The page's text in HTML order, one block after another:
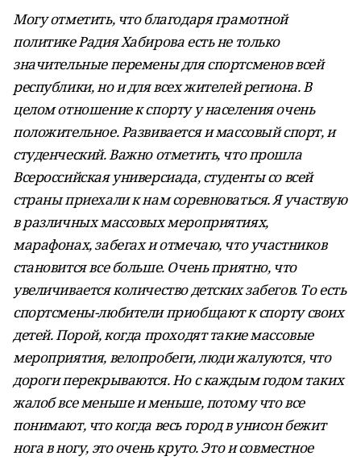
Могу отметить, что благодаря грамотной
политике Радия Хабирова есть не только
значительные перемены для спортсменов всей
республики, но и для всех жителей региона. В
целом отношение к спорту у населения очень
положительное. Развивается и массовый спорт, и
студенческий. Важно отметить, что прошла
Всероссийская универсиада, студенты со всей
страны приехали к нам соревноваться. Я участвую
в различных массовых мероприятиях,
марафонах, забегах и отмечаю, что участников
становится все больше. Очень приятно, что
увеличивается количество детских забегов. То есть
спортсмены-любители приобщают к спорту своих
детей. Порой, когда проходят такие массовые
мероприятия, велопробеги, люди жалуются, что
дороги перекрываются. Но с каждым годом таких
жалоб все меньше и меньше, потому что все
понимают, что когда весь город в унисон бежит
нога в ногу, это очень круто. Это и совместное